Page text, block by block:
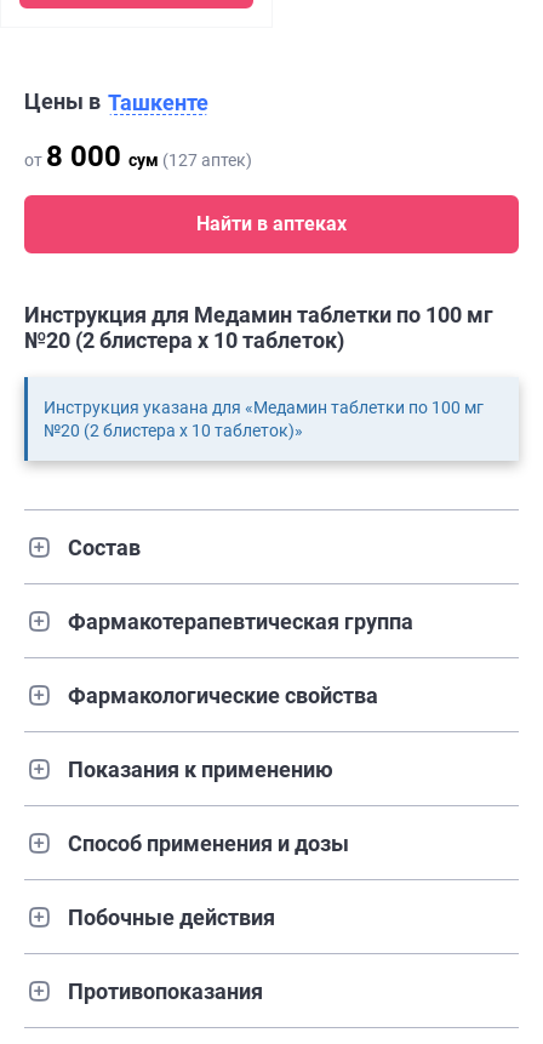
Цены в Ташкенте
от 8 000 сум (127 аптек)
Найти в аптеках
Инструкция для Медамин таблетки по 100 мг
№20 (2 блистера х 10 таблеток)
Инструкция указана для «Медамин таблетки по 100 мг
№20 (2 блистера х 10 таблеток)»
Состав
Фармакотерапевтическая группа
Фармакологические свойства
Показания к применению
Способ применения и дозы
Побочные действия
Противопоказания